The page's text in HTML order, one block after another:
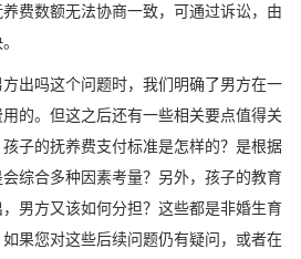
费数额无法协商一致，可通过诉讼，由
出吗这个问题时，我们明确了男方在一
的。但这之后还有一些相关要点值得关
子的抚养费支付标准是怎样的？是根据
综合多种因素考量？另外，孩子的教育
男方又该如何分担？这些都是非婚生育
果您对这些后续问题仍有疑问，或者在